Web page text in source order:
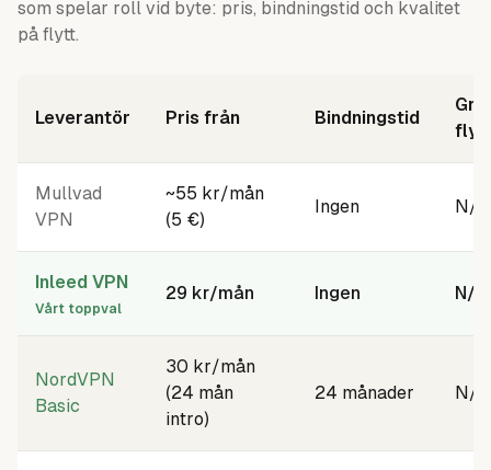
som spelar roll vid byte: pris, bindningstid och kvalitet
på flytt.
Leverantör Pris från Bindningstid
flytt
Mullvad
VPN
~55 kr/mån
(5 €)
Ingen N/A
Inleed VPN
Vårt toppval
29 kr/mån Ingen N/A
NordVPN
Basic
30 kr/mån
(24 mån
intro)
24 månader N/A